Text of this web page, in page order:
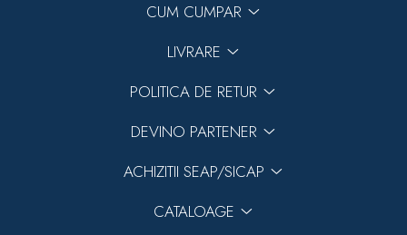
CUM CUMPAR
LIVRARE
POLITICA DE RETUR
DEVINO PARTENER
ACHIZITII SEAP/SICAP
CATALOAGE